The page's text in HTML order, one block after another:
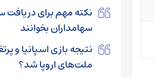
نکته مهم برای
سهامداران بخوانند
نتیجه بازی اسپانیا و
ملت‌های اروپا شد؟